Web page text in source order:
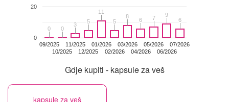
09/2025
10/2025
11/2025
12/2025
01/2026
02/2026
03/2026
04/2026
05/2026
06/2026
07/2026
0
20
0
0 0
0
3
3 5
5
11
11
5
5
8
8
6
6 7
7 9
9
6
6
Gdje kupiti - kapsule za veš
kapsule za veš